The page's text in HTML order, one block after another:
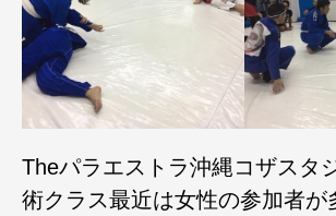
Theパラエストラ沖縄コザスタ
術クラス最近は女性の参加者が